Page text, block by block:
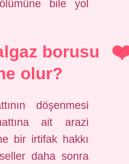
bile yol
borusu
olur?
döşenmesi
ait arazi
bir irtifak hakkı
daha sonra